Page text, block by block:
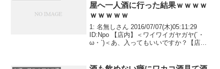
屋へ一人酒に行った結果ｗｗｗｗ
ｗｗｗｗｗ
1: 名無しさん 2016/07/07(木)05:11:29
ID:Npo 【店内】＜ワイワイガヤガヤ(´・
ω・`)＜あ、入ってもいいですか？【店
＜・・・・・・ワイワイガヤガヤ(´...